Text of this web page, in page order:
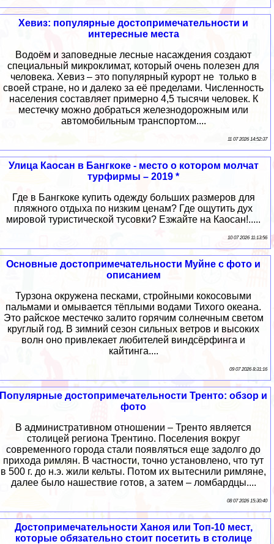
Хевиз: популярные достопримечательности и
интересные места
Водоём и заповедные лесные насаждения создают
специальный микроклимат, который очень полезен для
человека. Хевиз – это популярный курорт не только в
своей стране, но и далеко за её пределами. Численность
населения составляет примерно 4,5 тысячи человек. К
местечку можно добраться железнодорожным или
автомобильным транспортом....
11 07 2026 14:52:37
Улица Каосан в Бангкоке - место о котором молчат
турфирмы – 2019 *
Где в Бангкоке купить одежду больших размеров для
пляжного отдыха по низким ценам? Где ощутить дух
мировой туристической тусовки? Езжайте на Каосан!.....
10 07 2026 11:13:56
Основные достопримечательности Муйне с фото и
описанием
Турзона окружена песками, стройными кокосовыми
пальмами и омывается тёплыми водами Тихого океана.
Это райское местечко залито горячим солнечным светом
круглый год. В зимний сезон сильных ветров и высоких
волн оно привлекает любителей виндсёрфинга и
кайтинга....
09 07 2026 8:31:16
Популярные достопримечательности Тренто: обзор и
фото
В административном отношении – Тренто является
столицей региона Трентино. Поселения вокруг
современного города стали появляться еще задолго до
прихода римлян. В частности, точно установлено, что тут
в 500 г. до н.э. жили кельты. Потом их вытеснили римляне,
далее было нашествие готов, а затем – ломбардцы....
08 07 2026 15:30:40
Достопримечательности Ханоя или Топ-10 мест,
которые обязательно стоит посетить в столице